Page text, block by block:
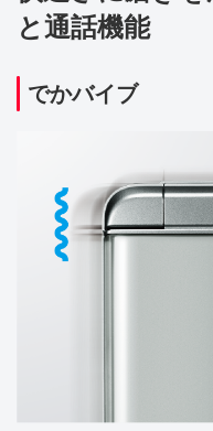
と通話機能
でかバイブ